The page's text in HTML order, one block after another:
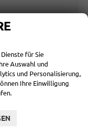
DETAILS
für Sie
Auswahl und
und Personalisierung,
Ihre Einwilligung